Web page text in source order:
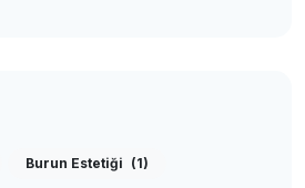
Burun Estetiği (1)